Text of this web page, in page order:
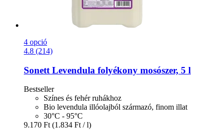
4 opció
4.8 (214)
Sonett Levendula folyékony mosószer, 5 l
Bestseller
Színes és fehér ruhákhoz
Bio levendula illóolajból származó, finom illat
30°C - 95°C
9.170 Ft (1.834 Ft / l)